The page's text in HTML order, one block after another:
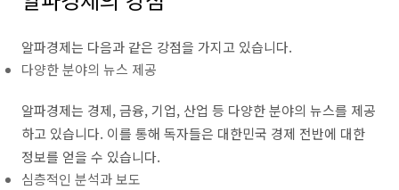
알파경제는 다음과 같은 강점을 가지고 있습니다.
다양한 분야의 뉴스 제공
알파경제는 경제, 금융, 기업, 산업 등 다양한 분야의 뉴스를 제공
하고 있습니다. 이를 통해 독자들은 대한민국 경제 전반에 대한
정보를 얻을 수 있습니다.
심층적인 분석과 보도